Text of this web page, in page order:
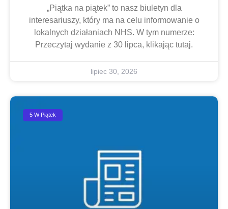
„Piątka na piątek” to nasz biuletyn dla
interesariuszy, który ma na celu informowanie o
lokalnych działaniach NHS. W tym numerze:
Przeczytaj wydanie z 30 lipca, klikając tutaj.
lipiec 30, 2026
5 W Piątek